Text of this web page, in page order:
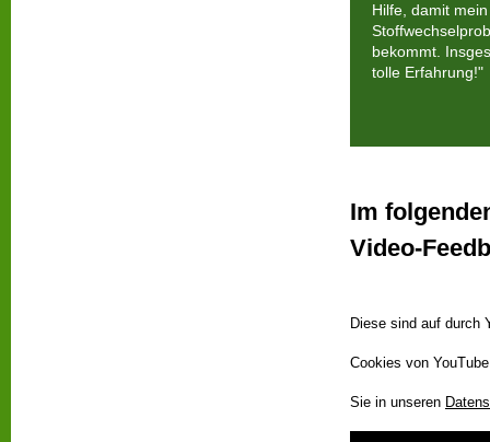
Hilfe, damit
bekommt.
tolle Erfahrung!"
Im
Video-
Diese sind auf durch
Cookies von
Sie in unseren